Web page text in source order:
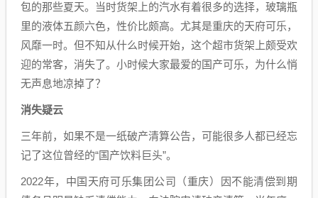
包的那些夏天。当时货架上的汽水有着很多的选择，玻璃瓶
里的液体五颜六色，性价比颇高。尤其是重庆的天府可乐，
风靡一时。但不知从什么时候开始，这个超市货架上颇受欢
迎的常客，消失了。小时候大家最爱的国产可乐，为什么悄
无声息地凉掉了？
消失疑云
三年前，如果不是一纸破产清算公告，可能很多人都已经忘
记了这位曾经的“国产饮料巨头”。
2022年，中国天府可乐集团公司（重庆）因不能清偿到期